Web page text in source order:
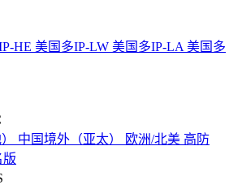
HE 美国多IP-LW 美国多IP-LA 美国多
中国境外（亚太） 欧洲/北美 高防
版